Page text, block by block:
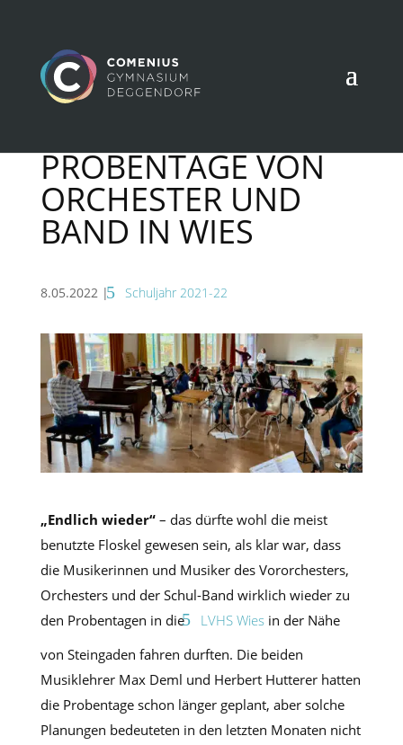
PROBENTAGE VON
ORCHESTER UND
BAND IN WIES
8.05.2022| Schuljahr 2021-22
„Endlich wieder“ – das dürfte wohl die meist
benutzte Floskel gewesen sein, als klar war, dass
die Musikerinnen und Musiker des Vororchesters,
Orchesters und der Schul-Band wirklich wieder zu
den Probentagen in die
LVHS Wiesin der Nähe
von Steingaden fahren durften. Die beiden
Musiklehrer Max Deml und Herbert Hutterer hatten
die Probentage schon länger geplant, aber solche
Planungen bedeuteten in den letzten Monaten nicht